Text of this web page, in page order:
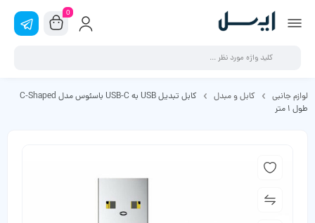
0
لوازم جانبی کابل و مبدل
کابل تبدیل USB به USB-C باسئوس مدل C-Shaped
طول 1 متر